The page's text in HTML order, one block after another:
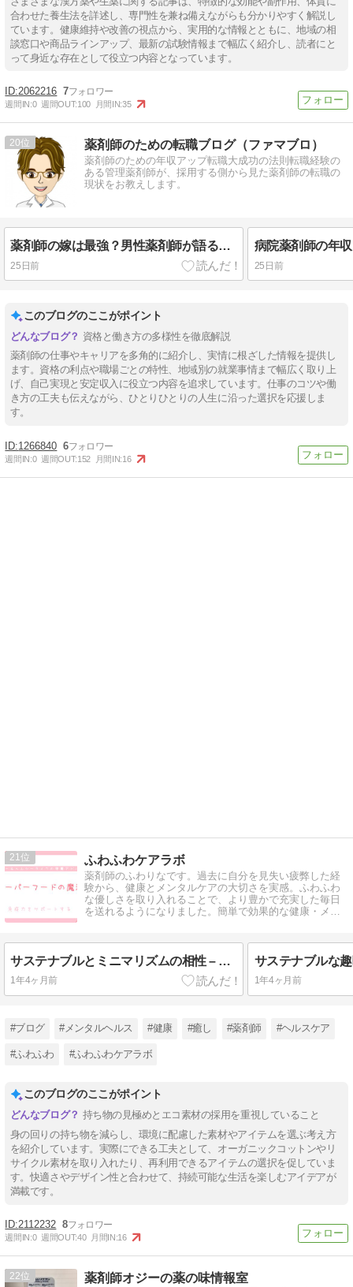
合わせた養生法を詳述し、専門性を兼ね備えながらも分かりやすく解説し
ています。健康維持や改善の視点から、実用的な情報とともに、地域の相
談窓口や商品ラインアップ、最新の試験情報まで幅広く紹介し、読者にと
って身近な存在として役立つ内容となっています。
2062216 7
週間IN:0 週間OUT:100 月間IN:35
20 薬剤師のための転職ブログ（ファマブロ）
薬剤師のための年収アップ転職大成功の法則転職経験の
ある管理薬剤師が、採用する側から見た薬剤師の転職の
現状をお教えします。
薬剤師の嫁は最強？男性薬剤師が語る結婚生活のメリットと注意点を本音で解説
25日前 25日前
このブログのここがポイント
資格と働き方の多様性を徹底解説
薬剤師の仕事やキャリアを多角的に紹介し、実情に根ざした情報を提供し
ます。資格の利点や職場ごとの特性、地域別の就業事情まで幅広く取り上
げ、自己実現と安定収入に役立つ内容を追求しています。仕事のコツや働
き方の工夫も伝えながら、ひとりひとりの人生に沿った選択を応援しま
す。
1266840 6
週間IN:0 週間OUT:152 月間IN:16
21 ふわふわケアラボ
薬剤師のふわりなです。過去に自分を見失い疲弊した経
験から、健康とメンタルケアの大切さを実感。ふわふわ
な優しさを取り入れることで、より豊かで充実した毎日
を送れるようになりました。簡単で効果的な健康・メン
サステナブルとミニマリズムの相性 – 物を減らしてこころもすっきり
1年4ヶ月前 1年4ヶ月前
#ブログ #メンタルヘルス #健康 #癒し #薬剤師 #ヘルスケア
#ふわふわ #ふわふわケアラボ
このブログのここがポイント
持ち物の見極めとエコ素材の採用を重視していること
身の回りの持ち物を減らし、環境に配慮した素材やアイテムを選ぶ考え方
を紹介しています。実際にできる工夫として、オーガニックコットンやリ
サイクル素材を取り入れたり、再利用できるアイテムの選択を促していま
す。快適さやデザイン性と合わせて、持続可能な生活を楽しむアイデアが
満載です。
2112232 8
週間IN:0 週間OUT:40 月間IN:16
22 薬剤師オジーの薬の味情報室